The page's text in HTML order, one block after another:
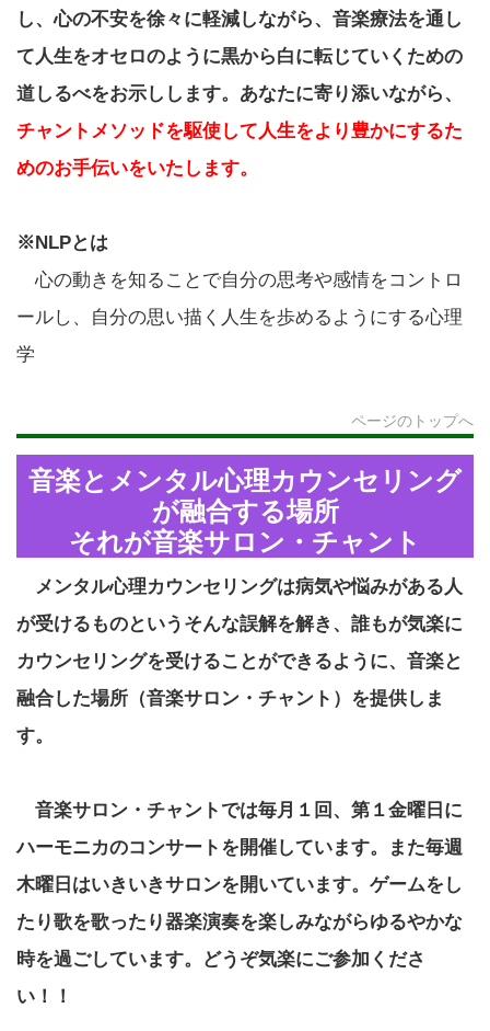
し、心の不安を徐々に軽減しながら、音楽療法を通し
て人生をオセロのように黒から白に転じていくための
道しるべをお示しします。あなたに寄り添いながら、
チャントメソッドを駆使して人生をより豊かにするた
めのお手伝いをいたします。
※NLPとは
心の動きを知ることで自分の思考や感情をコントロ
ールし、自分の思い描く人生を歩めるようにする心理
学
ページのトップへ
音楽とメンタル心理カウンセリング
が融合する場所
それが音楽サロン・チャント
メンタル心理カウンセリングは病気や悩みがある人
が受けるものというそんな誤解を解き、誰もが気楽に
カウンセリングを受けることができるように、音楽と
融合した場所（音楽サロン・チャント）を提供しま
す。
音楽サロン・チャントでは毎月１回、第１金曜日に
ハーモニカのコンサートを開催しています。また毎週
木曜日はいきいきサロンを開いています。ゲームをし
たり歌を歌ったり器楽演奏を楽しみながらゆるやかな
時を過ごしています。どうぞ気楽にご参加くださ
い！！